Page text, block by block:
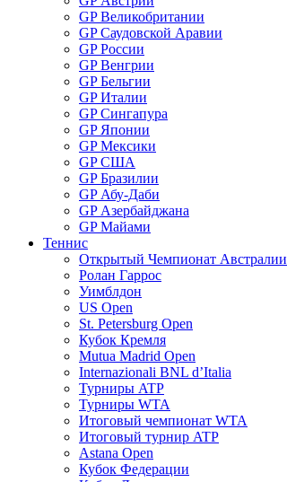
GP Великобритании
GP Саудовской Аравии
GP России
GP Венгрии
GP Бельгии
GP Италии
GP Сингапура
GP Японии
GP Мексики
GP США
GP Бразилии
GP Абу-Даби
GP Азербайджана
GP Майами
Теннис
Открытый Чемпионат Австралии
Ролан Гаррос
Уимблдон
US Open
St. Petersburg Open
Кубок Кремля
Mutua Madrid Open
Internazionali BNL d’Italia
Турниры ATP
Турниры WTA
Итоговый чемпионат WTA
Итоговый турнир ATP
Astana Open
Кубок Федерации